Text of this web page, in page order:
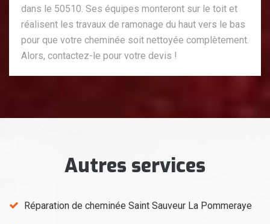
dans le 50510. Ses équipes monteront sur le toit et
réalisent les travaux de ramonage du haut vers le bas
pour que votre cheminée soit nettoyée complètement.
Alors, contactez-le pour votre devis !
Autres services
Réparation de cheminée Saint Sauveur La Pommeraye